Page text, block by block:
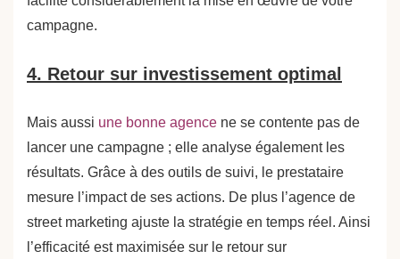
campagne.
4. Retour sur investissement optimal
Mais aussi une bonne agence ne se contente pas de
lancer une campagne ; elle analyse également les
résultats. Grâce à des outils de suivi, le prestataire
mesure l’impact de ses actions. De plus l’agence de
street marketing ajuste la stratégie en temps réel. Ainsi
l’efficacité est maximisée sur le retour sur